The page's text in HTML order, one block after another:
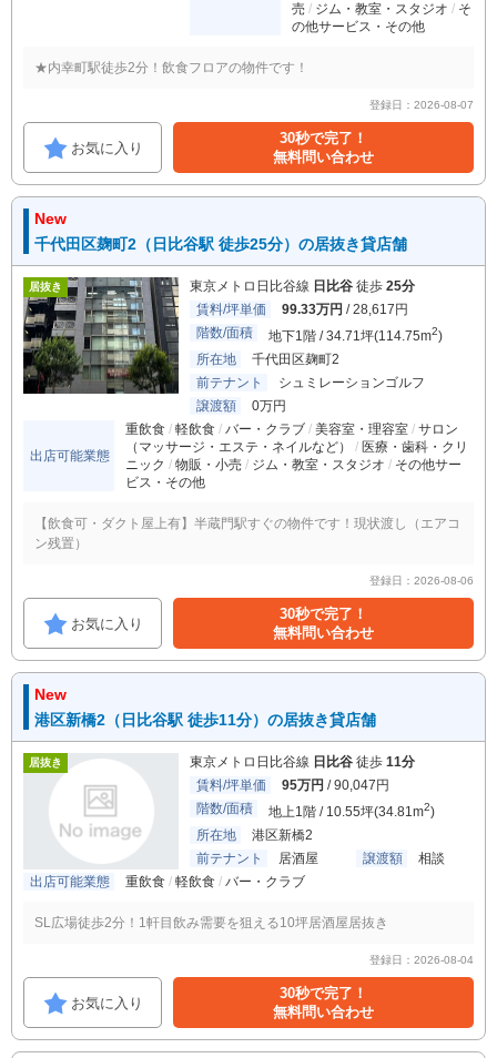
売
ジム・教室・スタジオ
そ
の他サービス・その他
★内幸町駅徒歩2分！飲食フロアの物件です！
登録日：2026-08-07
お気に入り
30秒で完了！
無料問い合わせ
New
千代田区麹町2（日比谷駅 徒歩25分）の居抜き貸店舗
居抜き 東京メトロ日比谷線 日比谷 徒歩 25分
賃料/坪単価
99.33万円 / 28,617円
階数/面積
地下1階 / 34.71坪(114.75m2)
所在地
千代田区麹町2
前テナント
シュミレーションゴルフ
譲渡額
0万円
出店可能業態
重飲食 軽飲食 バー・クラブ 美容室・理容室
サロン
（マッサージ・エステ・ネイルなど）
医療・歯科・クリ
ニック
物販・小売 ジム・教室・スタジオ
その他サー
ビス・その他
【飲食可・ダクト屋上有】半蔵門駅すぐの物件です！現状渡し（エアコ
ン残置）
登録日：2026-08-06
お気に入り
30秒で完了！
無料問い合わせ
New
港区新橋2（日比谷駅 徒歩11分）の居抜き貸店舗
居抜き 東京メトロ日比谷線 日比谷 徒歩 11分
賃料/坪単価
95万円 / 90,047円
階数/面積
地上1階 / 10.55坪(34.81m2)
所在地
港区新橋2
前テナント
居酒屋 譲渡額
相談
出店可能業態
重飲食 軽飲食 バー・クラブ
SL広場徒歩2分！1軒目飲み需要を狙える10坪居酒屋居抜き
登録日：2026-08-04
お気に入り
30秒で完了！
無料問い合わせ